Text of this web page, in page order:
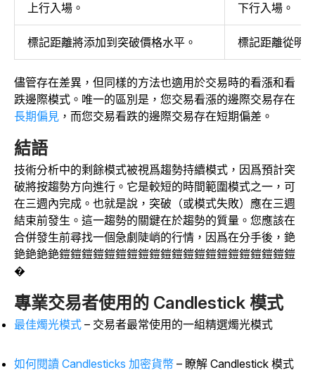
上行入場。 下行入場。
標記距離將添加到突破價格水平。 標記距離從明
儘管存在差異，但同樣的方法也適用於交易時的看漲和看
跌邊際模式。唯一的區別是，您交易看漲的邊際交易存在
長期偏見 ，而您交易看跌的邊際交易存在短期偏差。
結語
技術分析中的剩餘模式被視爲趨勢持續模式，因爲預計突
破將按趨勢方向進行。它是較短的時間範圍模式之一，可
在三週內完成。也就是說，突破（或模式失敗）應在三週
結束前發生。這一趨勢的關鍵在於趨勢的質量。您應該在
合併發生前尋找一個急劇陡峭的行情，因爲在分手後，銫
銫銫銫銫鎧鎧鎧鎧鎧鎧鎧鎧鎧鎧鎧鎧鎧鎧鎧鎧鎧鎧鎧鎧鎧
�
專業交易者使用的 Candlestick 模式
最佳燭光模式 – 交易者最常使用的一組精選燭光模式
如何閱讀 Candlesticks 加密貨幣 – 瞭解 Candlestick 模式